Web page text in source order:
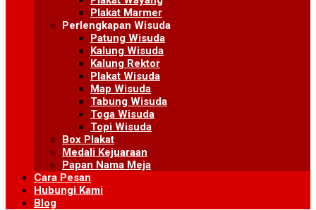
Plakat Marmer
Perlengkapan Wisuda
Patung Wisuda
Kalung Wisuda
Kalung Rektor
Plakat Wisuda
Map Wisuda
Tabung Wisuda
Toga Wisuda
Topi Wisuda
Box Plakat
Medali Kejuaraan
Papan Nama Meja
Cara Pesan
Hubungi Kami
Blog